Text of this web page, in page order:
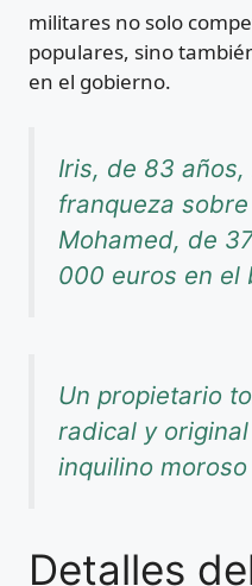
militares no solo
populares, sino
en el gobierno.
Iris, de 83 años,
franqueza
Mohamed, de
000 euros en el
Un propietario
radical y
inquilino moroso
Detalles